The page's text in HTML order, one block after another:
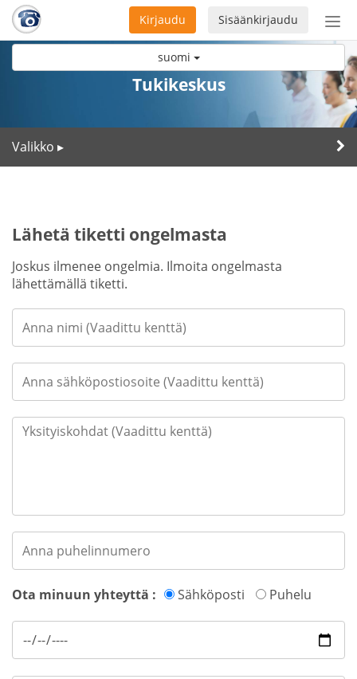
suomi
Sisäänkirjaudu
Kirjaudu
Tukikeskus
Valikko ▸
Lähetä tiketti ongelmasta
Joskus ilmenee ongelmia. Ilmoita ongelmasta
lähettämällä tiketti.
Ota minuun yhteyttä : Sähköposti Puhelu